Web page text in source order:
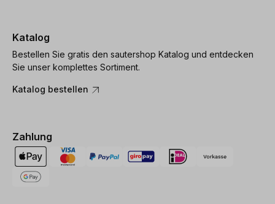
Katalog
Bestellen Sie gratis den sautershop Katalog und entdecken
Sie unser komplettes Sortiment.
Katalog bestellen
Zahlung